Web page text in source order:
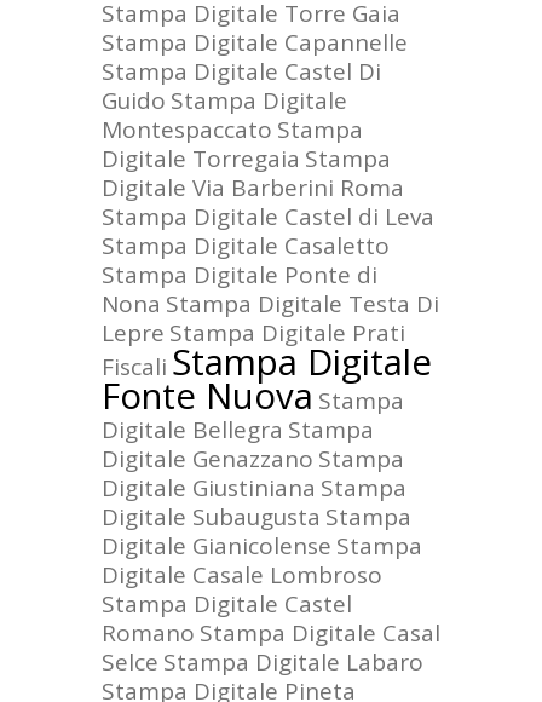
Stampa Digitale Torre Gaia
Stampa Digitale Capannelle
Stampa Digitale Castel Di
Guido Stampa Digitale
Montespaccato Stampa
Digitale Torregaia Stampa
Digitale Via Barberini Roma
Stampa Digitale Castel di Leva
Stampa Digitale Casaletto
Stampa Digitale Ponte di
Nona Stampa Digitale Testa Di
Lepre Stampa Digitale Prati
Fiscali Stampa Digitale
Fonte Nuova Stampa
Digitale Bellegra Stampa
Digitale Genazzano Stampa
Digitale Giustiniana Stampa
Digitale Subaugusta Stampa
Digitale Gianicolense Stampa
Digitale Casale Lombroso
Stampa Digitale Castel
Romano Stampa Digitale Casal
Selce Stampa Digitale Labaro
Stampa Digitale Pineta